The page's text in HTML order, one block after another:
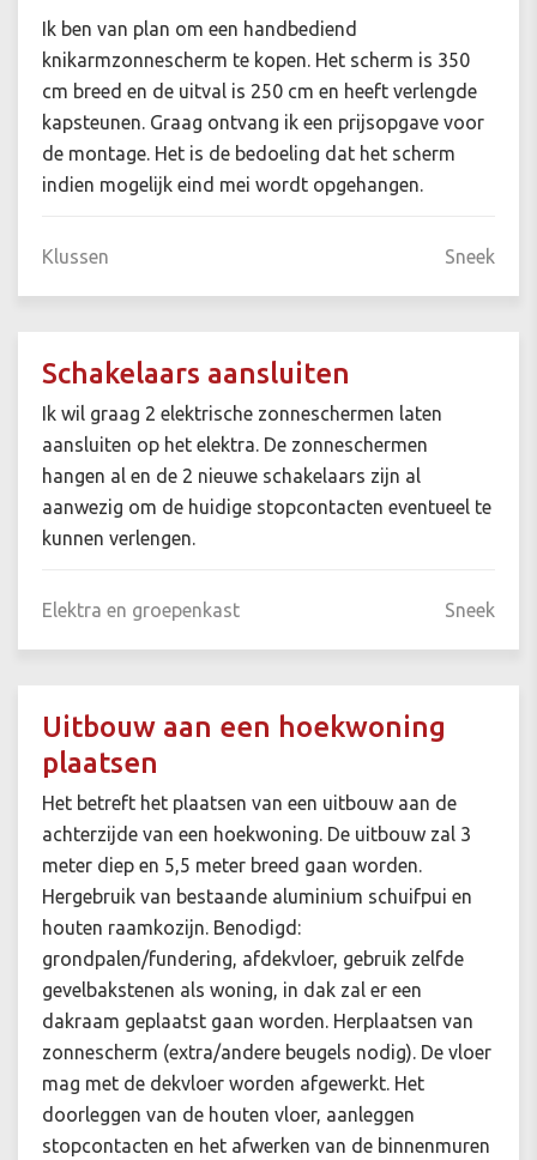
Ik ben van plan om een handbediend
knikarmzonnescherm te kopen. Het scherm is 350
cm breed en de uitval is 250 cm en heeft verlengde
kapsteunen. Graag ontvang ik een prijsopgave voor
de montage. Het is de bedoeling dat het scherm
indien mogelijk eind mei wordt opgehangen.
Klussen Sneek
Schakelaars aansluiten
Ik wil graag 2 elektrische zonneschermen laten
aansluiten op het elektra. De zonneschermen
hangen al en de 2 nieuwe schakelaars zijn al
aanwezig om de huidige stopcontacten eventueel te
kunnen verlengen.
Elektra en groepenkast Sneek
Uitbouw aan een hoekwoning
plaatsen
Het betreft het plaatsen van een uitbouw aan de
achterzijde van een hoekwoning. De uitbouw zal 3
meter diep en 5,5 meter breed gaan worden.
Hergebruik van bestaande aluminium schuifpui en
houten raamkozijn. Benodigd:
grondpalen/fundering, afdekvloer, gebruik zelfde
gevelbakstenen als woning, in dak zal er een
dakraam geplaatst gaan worden. Herplaatsen van
zonnescherm (extra/andere beugels nodig). De vloer
mag met de dekvloer worden afgewerkt. Het
doorleggen van de houten vloer, aanleggen
stopcontacten en het afwerken van de binnenmuren